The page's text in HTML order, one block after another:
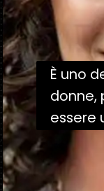
È uno
donne,
essere
È uno
donne,
essere